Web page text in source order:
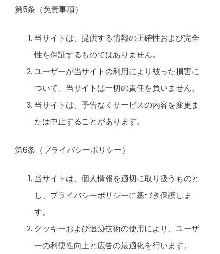
第5条（免責事項）
当サイトは、提供する情報の正確性および完全
性を保証するものではありません。
ユーザーが当サイトの利用により被った損害に
ついて、当サイトは一切の責任を負いません。
当サイトは、予告なくサービスの内容を変更ま
たは中止することがあります。
第6条（プライバシーポリシー）
当サイトは、個人情報を適切に取り扱うものと
し、プライバシーポリシーに基づき保護しま
す。
クッキーおよび追跡技術の使用により、ユーザ
ーの利便性向上と広告の最適化を行います。